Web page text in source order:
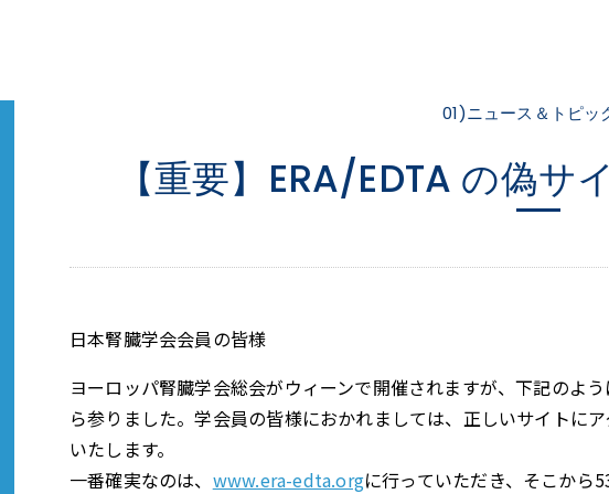
01)ニュース＆トピッ
【重要】ERA/EDTA の偽
日本腎臓学会会員の皆様
ヨーロッパ腎臓学会総会がウィーンで開催されますが、下記のよ
ら参りました。学会員の皆様におかれましては、正しいサイトに
いたします。
一番確実なのは、 www.era-edta.orgに行っていただき、そこから